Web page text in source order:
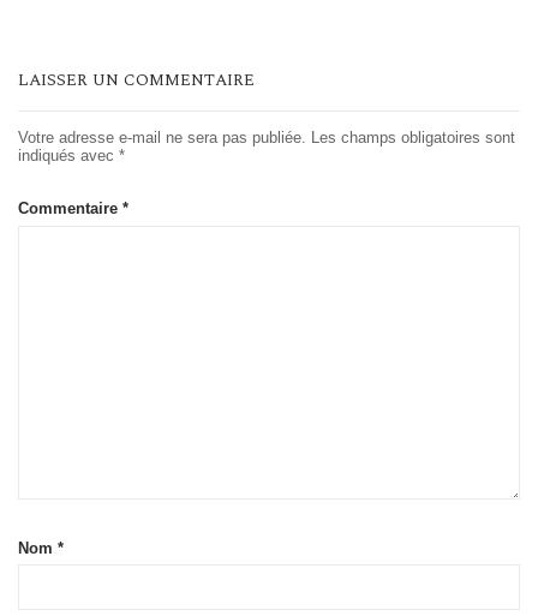
LAISSER UN COMMENTAIRE
Votre adresse e-mail ne sera pas publiée. Les champs obligatoires sont
indiqués avec *
Commentaire *
Nom *